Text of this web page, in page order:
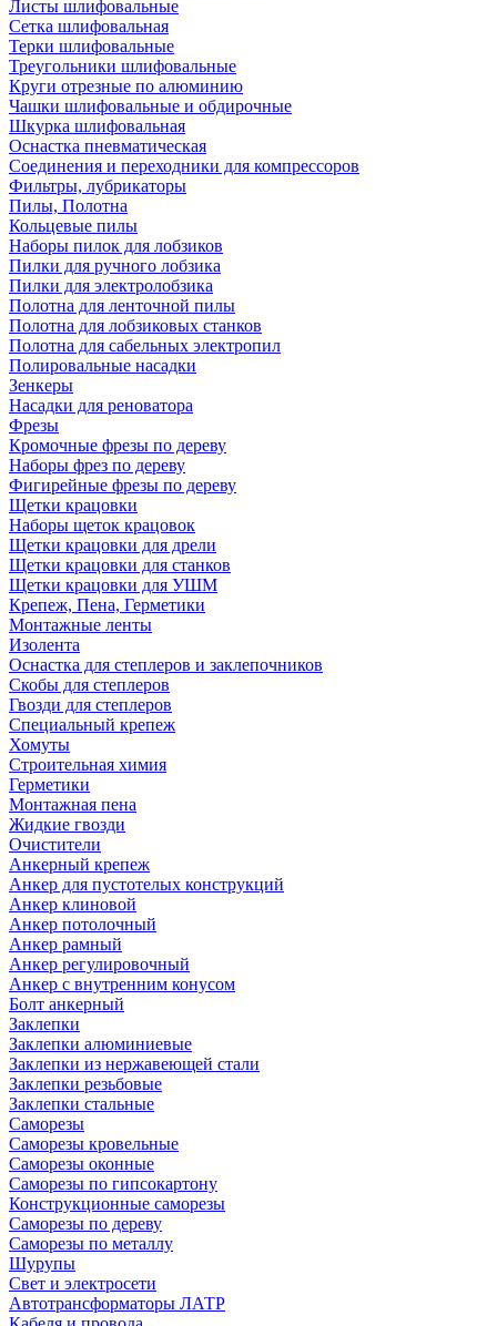
Листы шлифовальные
Сетка шлифовальная
Терки шлифовальные
Треугольники шлифовальные
Круги отрезные по алюминию
Чашки шлифовальные и обдирочные
Шкурка шлифовальная
Оснастка пневматическая
Соединения и переходники для компрессоров
Фильтры, лубрикаторы
Пилы, Полотна
Кольцевые пилы
Наборы пилок для лобзиков
Пилки для ручного лобзика
Пилки для электролобзика
Полотна для ленточной пилы
Полотна для лобзиковых станков
Полотна для сабельных электропил
Полировальные насадки
Зенкеры
Насадки для реноватора
Фрезы
Кромочные фрезы по дереву
Наборы фрез по дереву
Фигирейные фрезы по дереву
Щетки крацовки
Наборы щеток крацовок
Щетки крацовки для дрели
Щетки крацовки для станков
Щетки крацовки для УШМ
Крепеж, Пена, Герметики
Монтажные ленты
Изолента
Оснастка для степлеров и заклепочников
Скобы для степлеров
Гвозди для степлеров
Специальный крепеж
Хомуты
Строительная химия
Герметики
Монтажная пена
Жидкие гвозди
Очистители
Анкерный крепеж
Анкер для пустотелых конструкций
Анкер клиновой
Анкер потолочный
Анкер рамный
Анкер регулировочный
Анкер с внутренним конусом
Болт анкерный
Заклепки
Заклепки алюминиевые
Заклепки из нержавеющей стали
Заклепки резьбовые
Заклепки стальные
Саморезы
Саморезы кровельные
Саморезы оконные
Саморезы по гипсокартону
Конструкционные саморезы
Саморезы по дереву
Саморезы по металлу
Шурупы
Свет и электросети
Автотрансформаторы ЛАТР